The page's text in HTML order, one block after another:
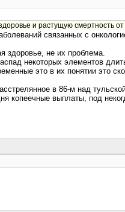
и растущую смертность
связанных с
здоровье, не их проблема.
некоторых элементов
это в их понятии это
в 86-м над
копеечные выплаты, под